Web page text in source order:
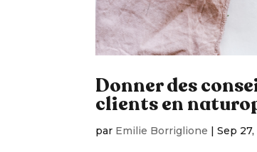
Donner des
clients en
par Emilie Borriglione |Sep